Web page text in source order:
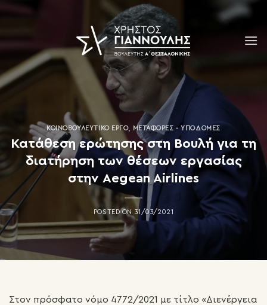
ΚΟΙΝΟΒΟΥΛΕΥΤΙΚΌ ΈΡΓΟ, ΜΕΤΑΦΟΡΈΣ - ΥΠΟΔΟΜΈΣ
Κατάθεση ερώτησης στη Βουλή για τη
διατήρηση των θέσεων εργασίας
στην Aegean Airlines
POSTED ON 31/03/2021
Στον πρόσφατο νόμο 4772/2021 με τίτλο «Διενέργεια